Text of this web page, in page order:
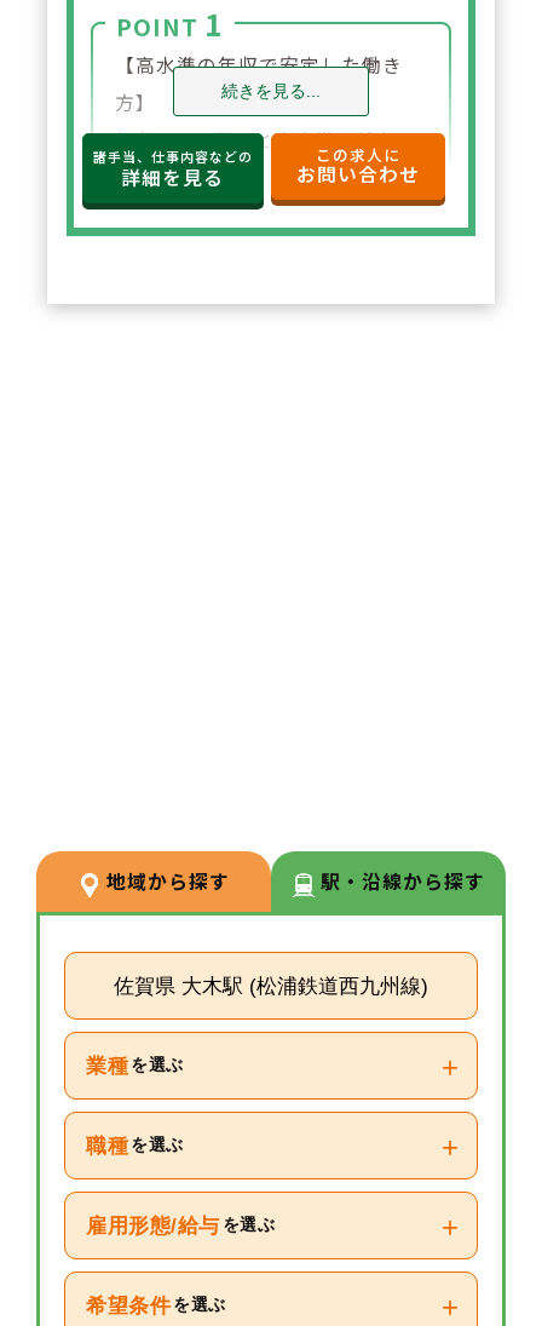
POINT 1
【高水準の年収で安定した働き
方】
年収650万円～と高水準の給与設
定。年俸制で収入の見通しも立て
やすく、選択した都道府県内で安
ーターや研修など＋αの業務チャ
レンジの可能性もございます。
続きを見る...
諸手当、仕事内容などの
詳細を見る
この求人に
お問い合わせ
地域から探す 駅・沿線から探す
佐賀県 大木駅 (松浦鉄道西九州線)
業種 を選ぶ +
職種 を選ぶ +
雇用形態/給与 を選ぶ +
希望条件 を選ぶ +